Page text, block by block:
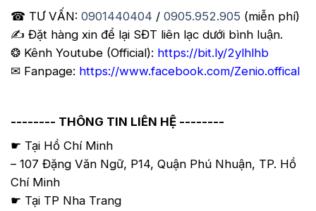
☎ TƯ VẤN: 0901440404 / 0905.952.905 (miễn phí)
✍️ Đặt hàng xin để lại SĐT liên lạc dưới bình luận.
❂ Kênh Youtube (Official): https://bit.ly/2ylhlhb
✉ Fanpage: https://www.facebook.com/Zenio.offical
-------- THÔNG TIN LIÊN HỆ --------
☛ Tại Hồ Chí Minh
– 107 Đặng Văn Ngữ, P14, Quận Phú Nhuận, TP. Hồ
Chí Minh
☛ Tại TP Nha Trang